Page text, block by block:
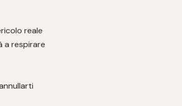
reale
a respirare